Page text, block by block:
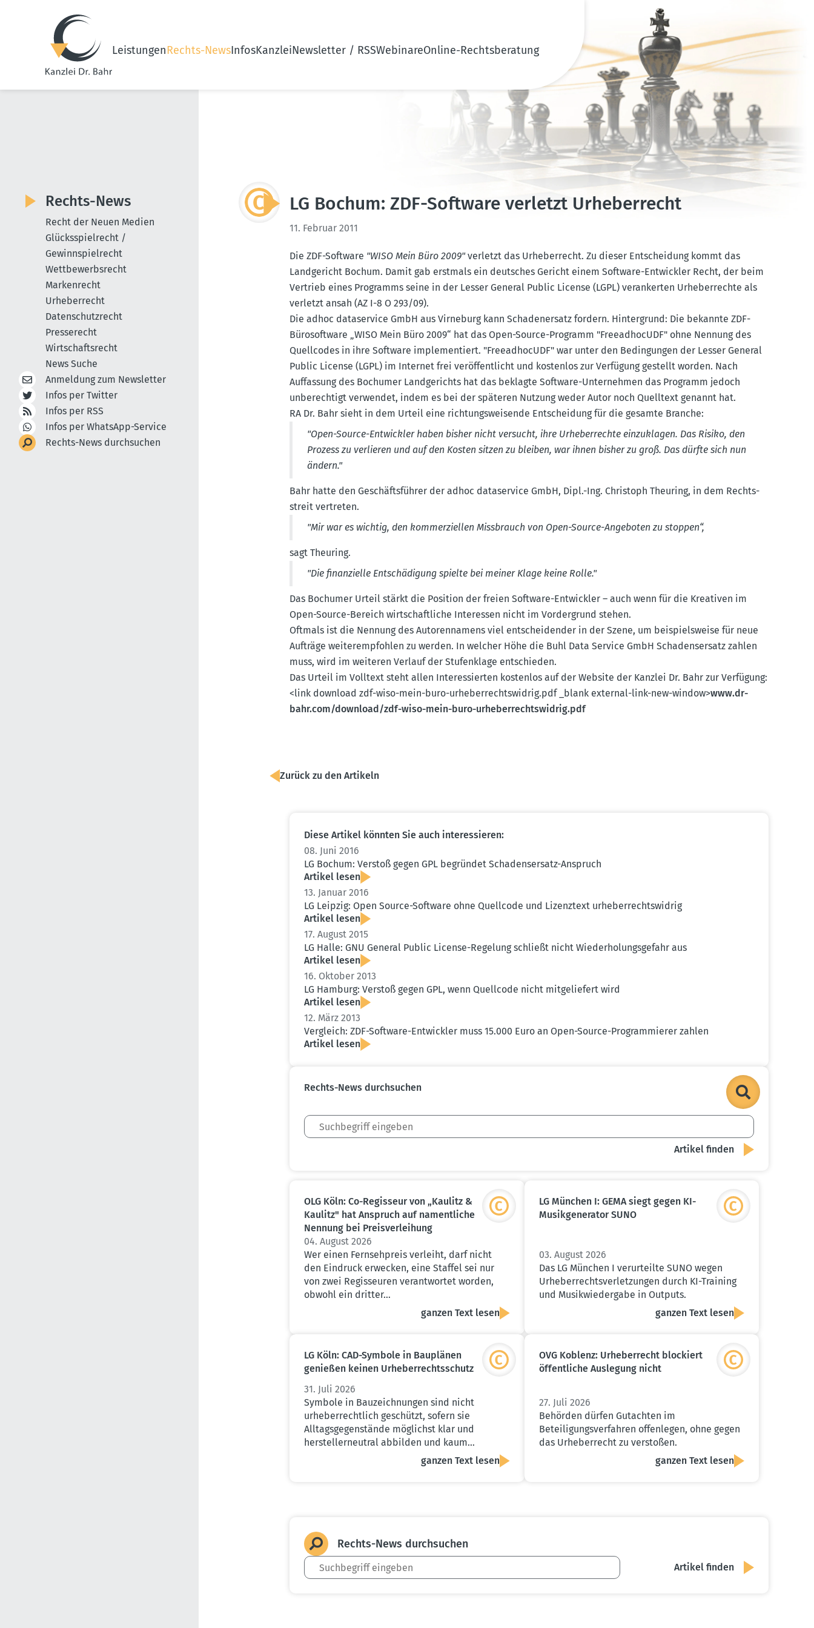
LeistungenRechts-NewsInfosKanzleiNewsletter / RSSWebinareOnline-Rechtsberatung
LG Bochum: ZDF-Software verletzt Urheber­recht
11. Februar 2011
Die ZDF-Software "WISO Mein Büro 2009"verletzt das Urheber­recht. Zu dieser Entscheidung kommt das
Landge­richt Bochum. Damit gab erstmals ein deutsches Gericht einem Software-Entwickler Recht, der beim
Vertrieb eines Programms seine in der Lesser General Public License (LGPL) veran­kerten Urheber­rechte als
verletzt ansah (AZ I-8 O 293/09).
Die adhoc dataservice GmbH aus Virneburg kann Schaden­ersatz fordern. Hinter­grund: Die bekannte ZDF-
Bürosoftware „WISO Mein Büro 2009“ hat das Open-Source-Programm "Freead­hocUDF" ohne Nennung des
Quell­codes in ihre Software imple­men­tiert. "Freead­hocUDF" war unter den Bedin­gungen der Lesser General
Public License (LGPL) im Internet frei veröf­fent­licht und kostenlos zur Verfügung gestellt worden. Nach
Auffassung des Bochumer Landge­richts hat das beklagte Software-Unter­nehmen das Programm jedoch
unberechtigt verwendet, indem es bei der späteren Nutzung weder Autor noch Quelltext genannt hat.
RA Dr. Bahr sieht in dem Urteil eine richtungs­wei­sende Entscheidung für die gesamte Branche:
"Open-Source-Entwickler haben bisher nicht versucht, ihre Urheber­rechte einzu­klagen. Das Risiko, den
Prozess zu verlieren und auf den Kosten sitzen zu bleiben, war ihnen bisher zu groß. Das dürfte sich nun
ändern."
Bahr hatte den Geschäfts­führer der adhoc dataservice GmbH, Dipl.-Ing. Christoph Theuring, in dem Rechts­
streit vertreten.
"Mir war es wichtig, den kommer­zi­ellen Missbrauch von Open-Source-Angeboten zu stoppen“,
sagt Theuring.
"Die finan­zielle Entschä­digung spielte bei meiner Klage keine Rolle."
Das Bochumer Urteil stärkt die Position der freien Software-Entwickler – auch wenn für die Kreativen im
Open-Source-Bereich wirtschaft­liche Inter­essen nicht im Vorder­grund stehen.
Oftmals ist die Nennung des Autoren­namens viel entschei­dender in der Szene, um beispiels­weise für neue
Aufträge weiter­emp­fohlen zu werden. In welcher Höhe die Buhl Data Service GmbH Schadens­ersatz zahlen
muss, wird im weiteren Verlauf der Stufen­klage entschieden.
Das Urteil im Volltext steht allen Inter­es­sierten kostenlos auf der Website der Kanzlei Dr. Bahr zur Verfügung:
<link download zdf-wiso-mein-buro-urheber­rechts­widrig.pdf _blank external-link-new-window>www.​dr-​
bahr.​com/​download/​zdf-​wiso-​mein-​buro-​urheber­rechts­widrig.​pdf
Zurück zu den Artikeln
Diese Artikel könnten Sie auch inter­es­sieren:
08. Juni 2016
LG Bochum: Verstoß gegen GPL begründet Schadens­ersatz-Anspruch
Artikel lesen
13. Januar 2016
LG Leipzig: Open Source-Software ohne Quellcode und Lizenztext urheber­rechts­widrig
Artikel lesen
17. August 2015
LG Halle: GNU General Public License-Regelung schließt nicht Wieder­ho­lungs­gefahr aus
Artikel lesen
16. Oktober 2013
LG Hamburg: Verstoß gegen GPL, wenn Quellcode nicht mitge­liefert wird
Artikel lesen
12. März 2013
Vergleich: ZDF-Software-Entwickler muss 15.000 Euro an Open-Source-Program­mierer zahlen
Artikel lesen
Rechts-News durch­suchen
OLG Köln: Co-Regisseur von „Kaulitz &
Kaulitz" hat Anspruch auf nament­liche
Nennung bei Preis­ver­leihung
04. August 2026
Wer einen Fernsehpreis verleiht, darf nicht
den Eindruck erwecken, eine Staffel sei nur
von zwei Regisseuren verantwortet worden,
obwohl ein dritter…
ganzen Text lesen
LG München I: GEMA siegt gegen KI-
Musik­ge­ne­rator SUNO
03. August 2026
Das LG München I verurteilte SUNO wegen
Urheberrechtsverletzungen durch KI-Training
und Musikwiedergabe in Outputs.
ganzen Text lesen
LG Köln: CAD-Symbole in Bauplänen
genießen keinen Urheber­rechts­schutz
31. Juli 2026
Symbole in Bauzeichnungen sind nicht
urheberrechtlich geschützt, sofern sie
Alltagsgegenstände möglichst klar und
herstellerneutral abbilden und kaum…
ganzen Text lesen
OVG Koblenz: Urheber­recht blockiert
öffent­liche Auslegung nicht
27. Juli 2026
Behörden dürfen Gutachten im
Beteiligungsverfahren offenlegen, ohne gegen
das Urheberrecht zu verstoßen.
ganzen Text lesen
Rechts-News durch­suchen
Rechts-News
Recht der Neuen Medien
Glücksspielrecht /
Gewinnspielrecht
Wettbewerbsrecht
Markenrecht
Urheberrecht
Datenschutzrecht
Presserecht
Wirtschaftsrecht
News Suche
Anmeldung zum Newsletter
Infos per Twitter
Infos per RSS
Infos per WhatsApp-Service
Rechts-News durchsuchen